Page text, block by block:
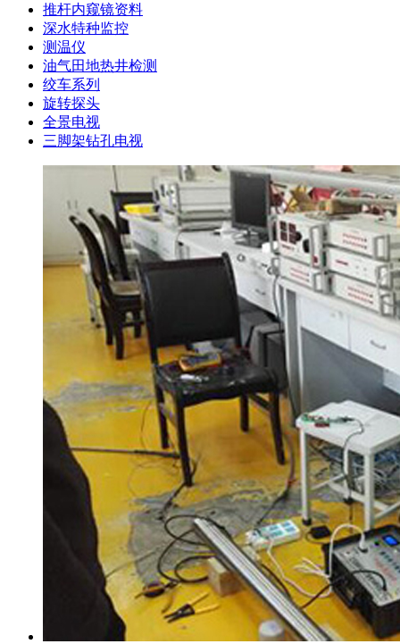
推杆内窥镜资料
深水特种监控
测温仪
油气田地热井检测
绞车系列
旋转探头
全景电视
三脚架钻孔电视